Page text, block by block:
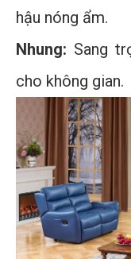
hậu nóng ẩm.
Nhung: Sang
cho không gian.